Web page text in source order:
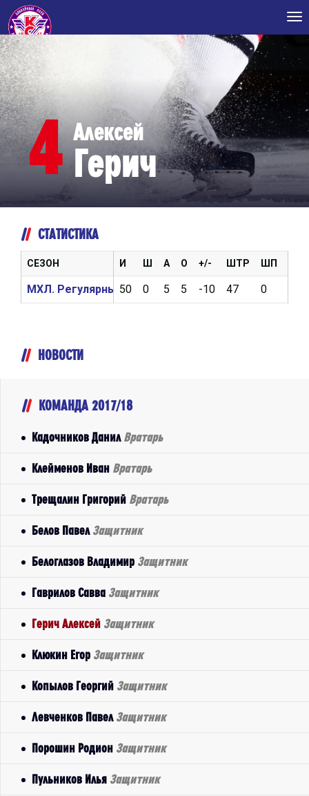
4 Алексей
Герич
СТАТИСТИКА
И Ш А О +/- ШТР ШП
50 0 5 5 -10 47 0
СЕЗОН
МХЛ. Регулярный чемпионат 2017/2018
НОВОСТИ
КОМАНДА 2017/18
Кадочников Данил Вратарь
Клейменов Иван Вратарь
Трещалин Григорий Вратарь
Белов Павел Защитник
Белоглазов Владимир Защитник
Гаврилов Савва Защитник
Герич Алексей Защитник
Клюкин Егор Защитник
Копылов Георгий Защитник
Левченков Павел Защитник
Порошин Родион Защитник
Пульников Илья Защитник